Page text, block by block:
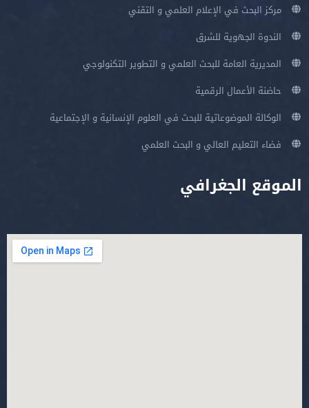
مركز البحث في الإعلام العلمي و التقني
الندوة الجهوية للشرق
المديرية العامة للبحث العلمي و التطوير التكنولوجي
حاضنة الأعمال الرقمية
الوكالة الموضوعاتية للبحث في العلوم الإنسانية و الإجتماعية
فضاء التعليم العالي و البحث العلمي
الموقع الجغرافي